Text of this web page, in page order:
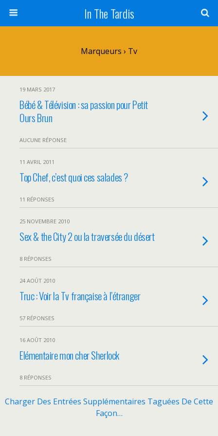
In The Tardis
Marqueurs › Tv
19 MARS 2017
Bébé & Télévision : sa passion pour Petit
Ours Brun
AUCUNE RÉPONSE
11 AVRIL 2011
Top Chef, c’est quoi ces salades ?
11 RÉPONSES
25 NOVEMBRE 2010
Sex & the City 2 ou la traversée du désert
8 RÉPONSES
24 AOÛT 2010
Truc : Voir la Tv française à l’étranger
57 RÉPONSES
16 AOÛT 2010
Elémentaire mon cher Sherlock
8 RÉPONSES
Charger Des Entrées Supplémentaires Taguées De Cette
Façon…